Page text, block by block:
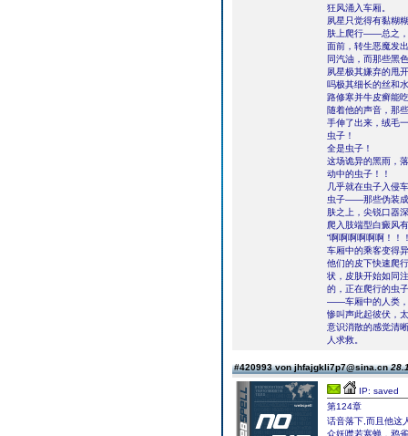
狂风涌入车厢。
夙星只觉得有黏糊
肤上爬行——总之，
面前，转生恶魔发
同汽油，而那些黑
夙星极其嫌弃的甩
吗极其细长的丝和
路修寒并牛皮癣能
随着他的声音，那
手伸了出来，绒毛
虫子！
全是虫子！
这场诡异的黑雨，
动中的虫子！！
几乎就在虫子入侵
虫子——那些伪装成
肤之上，尖锐口器
爬入肢端型白癜风
“啊啊啊啊啊啊！！
车厢中的乘客变得
他们的皮下快速爬
状，皮肤开始如同
的，正在爬行的虫
——车厢中的人类，
惨叫声此起彼伏，
意识消散的感觉清
人求救。
#420993 von jhfajgkli7p7@sina.cn
IP: saved
第124章
话音落下,而且他这
众妖噤若寒蝉，鸦